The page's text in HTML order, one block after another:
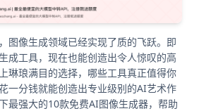
图像生成领域已经实现了质的飞跃。即
成工具，现在也能创造出令人惊叹的高
琳琅满目的选择，哪些工具真正值得你
一分钱就能创造出专业级别的AI艺术作
最强大的10款免费AI图像生成器，帮助